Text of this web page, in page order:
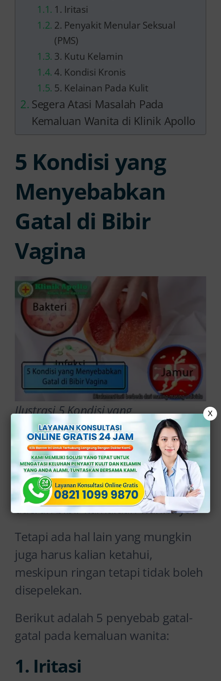
1. Iritasi
2. Penyakit Menular Seksual
(PMS)
3. Kutu Kelamin
4. Kondisi Kronis
5. Kelainan Pada Kulit
Segera Atasi Masalah Pada
Kemaluan Wanita di Klinik Apollo
5 Kondisi yang
Menyebabkan
Gatal di Bibir
Vagina
Ilustrasi 5 Kondisi yang
Menyebabkan Gatal di Bibir Vagina
(Sumber:klinikapollojakarta.com)
Mungkin vaginitis adalah faktor
utama yang menyebabkan gatal di
daerah bibir kamaluan wanita ya?
Tetapi ada hal lain yang mungkin
juga harus kalian ketahui,
meskipun ringan tetapi tidak boleh
disepelekan.
Berikut adalah 5 penyebab gatal-
gatal pada kemaluan wanita:
1. Iritasi
X